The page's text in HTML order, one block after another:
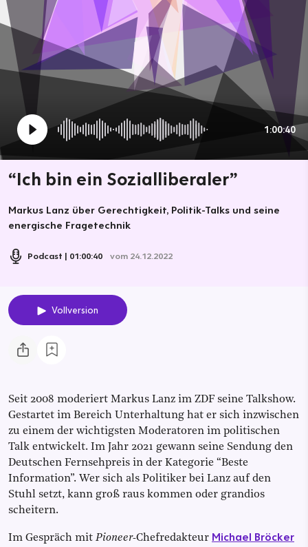
1:00:40
“Ich bin ein Sozialliberaler”
Markus Lanz über Gerechtigkeit, Politik-Talks und seine
energische Fragetechnik
Podcast 01:00:40 vom 24.12.2022
Vollversion
Seit 2008 moderiert Markus Lanz im ZDF seine Talkshow.
Gestartet im Bereich Unterhaltung hat er sich inzwischen
zu einem der wichtigsten Moderatoren im politischen
Talk entwickelt. Im Jahr 2021 gewann seine Sendung den
Deutschen Fernsehpreis in der Kategorie “Beste
Information”. Wer sich als Politiker bei Lanz auf den
Stuhl setzt, kann groß raus kommen oder grandios
scheitern.
Im Gespräch mit Pioneer-Chefredakteur Michael Bröcker